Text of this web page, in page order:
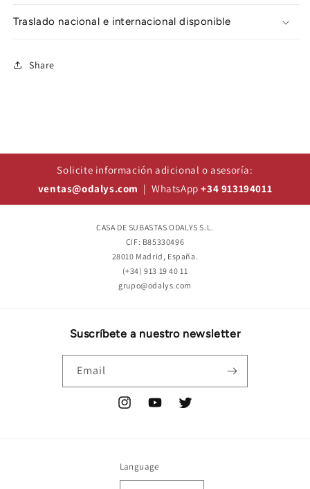
Traslado nacional e internacional disponible
Share
Solicite información adicional o asesoría:
ventas@odalys.com | WhatsApp+34 913194011
CASA DE SUBASTAS ODALYS S.L.
CIF: B85330496
28010 Madrid, España.
(+34) 913 19 40 11
grupo@odalys.com
Suscríbete a nuestro newsletter
Email
InstagramYouTubeTwitter
Language